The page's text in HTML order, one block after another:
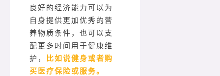
良好的经济能力可以为
自身提供更加优秀的营
养物质条件，也可以支
配更多时间用于健康维
护， 比如说健身或者购
买医疗保险或服务。